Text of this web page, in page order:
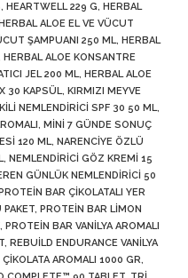
, HEARTWELL 229 G, HERBAL
HERBAL ALOE EL VE VÜCUT
ŞAMPUANI 250 ML, HERBAL
HERBAL ALOE KONSANTRE
JEL 200 ML, HERBAL ALOE
30 KAPSÜL, KIRMIZI MEYVE
NEMLENDIRICI SPF 30 50 ML,
, MINI 7 GÜNDE SONUÇ
120 ML, NARENCIYE ÖZLÜ
, NEMLENDIRICI GÖZ KREMI 15
GÜNLÜK NEMLENDIRICI 50
PROTEIN BAR ÇIKOLATALI YER
PAKET, PROTEIN BAR LIMON
, PROTEIN BAR VANILYA AROMALI
, REBUILD ENDURANCE VANILYA
AROMALI 1000 GR,